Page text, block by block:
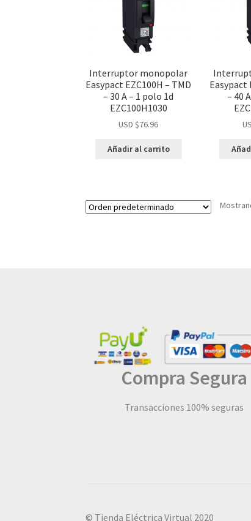
Interruptor monopolar
Easypact EZC100H – TMD
– 30 A – 1 polo 1d
EZC100H1030
USD $76.96
Añadir al carrito
Easypact
– 40
Compra Segura
Transacciones 100% seguras
© Tienda Eléctrica Virtual 2020